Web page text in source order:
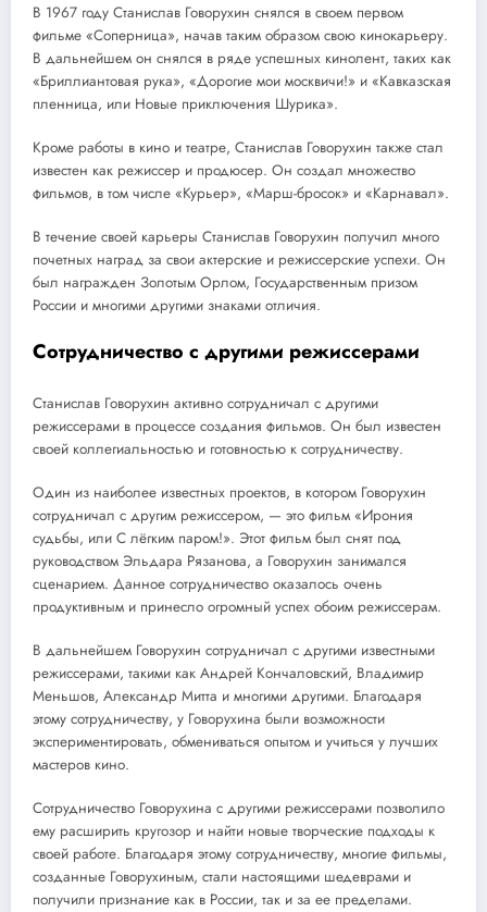
В 1967 году Станислав Говорухин снялся в своем первом
фильме «Соперница», начав таким образом свою кинокарьеру.
В дальнейшем он снялся в ряде успешных кинолент, таких как
«Бриллиантовая рука», «Дорогие мои москвичи!» и «Кавказская
пленница, или Новые приключения Шурика».
Кроме работы в кино и театре, Станислав Говорухин также стал
известен как режиссер и продюсер. Он создал множество
фильмов, в том числе «Курьер», «Марш-бросок» и «Карнавал».
В течение своей карьеры Станислав Говорухин получил много
почетных наград за свои актерские и режиссерские успехи. Он
был награжден Золотым Орлом, Государственным призом
России и многими другими знаками отличия.
Сотрудничество с другими режиссерами
Станислав Говорухин активно сотрудничал с другими
режиссерами в процессе создания фильмов. Он был известен
своей коллегиальностью и готовностью к сотрудничеству.
Один из наиболее известных проектов, в котором Говорухин
сотрудничал с другим режиссером, — это фильм «Ирония
судьбы, или С лёгким паром!». Этот фильм был снят под
руководством Эльдара Рязанова, а Говорухин занимался
сценарием. Данное сотрудничество оказалось очень
продуктивным и принесло огромный успех обоим режиссерам.
В дальнейшем Говорухин сотрудничал с другими известными
режиссерами, такими как Андрей Кончаловский, Владимир
Меньшов, Александр Митта и многими другими. Благодаря
этому сотрудничеству, у Говорухина были возможности
экспериментировать, обмениваться опытом и учиться у лучших
мастеров кино.
Сотрудничество Говорухина с другими режиссерами позволило
ему расширить кругозор и найти новые творческие подходы к
своей работе. Благодаря этому сотрудничеству, многие фильмы,
созданные Говорухиным, стали настоящими шедеврами и
получили признание как в России, так и за ее пределами.